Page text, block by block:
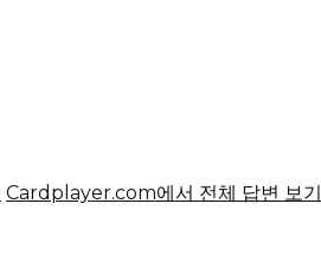
Cardplayer.com에서 전체 답변 보기